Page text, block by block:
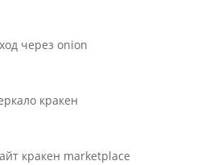
через onion
кракен
кракен marketplace